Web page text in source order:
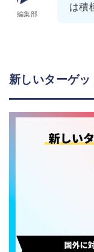
編集部
は積
新しいターゲ